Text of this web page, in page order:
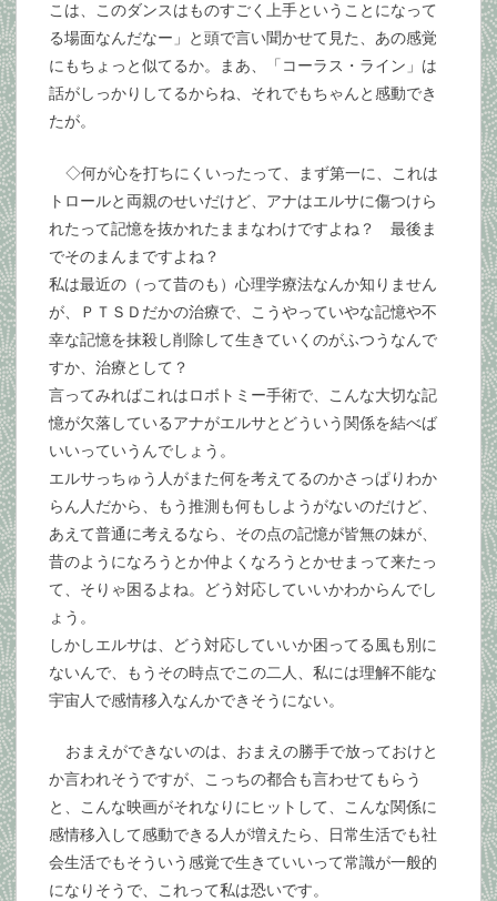
こは、このダンスはものすごく上手ということになって
る場面なんだなー」と頭で言い聞かせて見た、あの感覚
にもちょっと似てるか。まあ、「コーラス・ライン」は
話がしっかりしてるからね、それでもちゃんと感動でき
たが。
◇何が心を打ちにくいったって、まず第一に、これは
トロールと両親のせいだけど、アナはエルサに傷つけら
れたって記憶を抜かれたままなわけですよね？ 最後ま
でそのまんまですよね？
私は最近の（って昔のも）心理学療法なんか知りません
が、ＰＴＳＤだかの治療で、こうやっていやな記憶や不
幸な記憶を抹殺し削除して生きていくのがふつうなんで
すか、治療として？
言ってみればこれはロボトミー手術で、こんな大切な記
憶が欠落しているアナがエルサとどういう関係を結べば
いいっていうんでしょう。
エルサっちゅう人がまた何を考えてるのかさっぱりわか
らん人だから、もう推測も何もしようがないのだけど、
あえて普通に考えるなら、その点の記憶が皆無の妹が、
昔のようになろうとか仲よくなろうとかせまって来たっ
て、そりゃ困るよね。どう対応していいかわからんでし
ょう。
しかしエルサは、どう対応していいか困ってる風も別に
ないんで、もうその時点でこの二人、私には理解不能な
宇宙人で感情移入なんかできそうにない。
おまえができないのは、おまえの勝手で放っておけと
か言われそうですが、こっちの都合も言わせてもらう
と、こんな映画がそれなりにヒットして、こんな関係に
感情移入して感動できる人が増えたら、日常生活でも社
会生活でもそういう感覚で生きていいって常識が一般的
になりそうで、これって私は恐いです。